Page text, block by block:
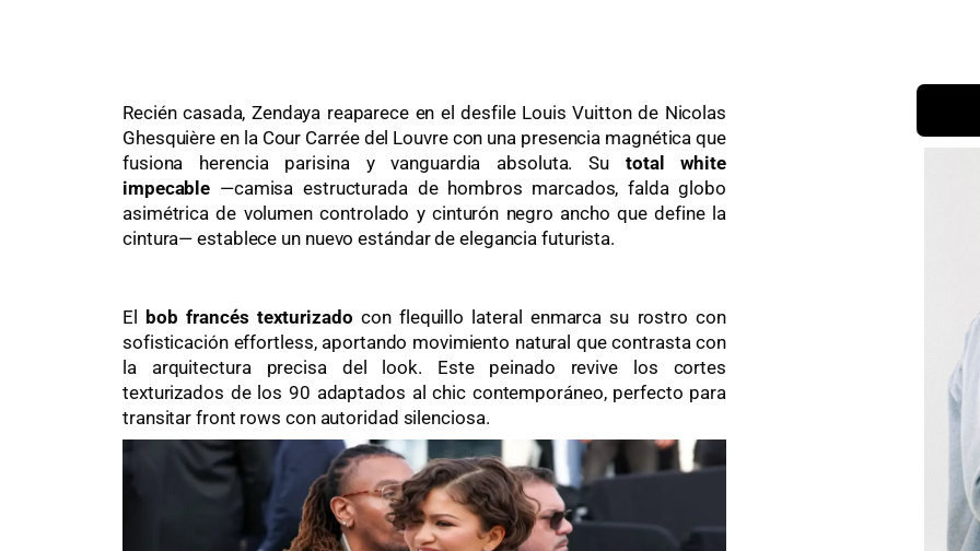
Recién casada, Zendaya reaparece en el desfile Louis Vuitton de Nicolas
Ghesquière en la Cour Carrée del Louvre con una presencia magnética que
fusiona herencia parisina y vanguardia absoluta. Sutotal white
impecable —camisa estructurada de hombros marcados, falda globo
asimétrica de volumen controlado y cinturón negro ancho que define la
cintura— establece un nuevo estándar de elegancia futurista.
El bob francés texturizado con flequillo lateral enmarca su rostro con
sofisticación effortless, aportando movimiento natural que contrasta con
la arquitectura precisa del look. Este peinado revive los cortes
texturizados de los 90 adaptados al chic contemporáneo, perfecto para
transitar front rows con autoridad silenciosa.